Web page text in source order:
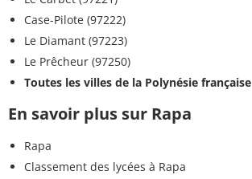
Case-Pilote (97222)
Le Diamant (97223)
Le Prêcheur (97250)
Toutes les villes de la Polynésie française
En savoir plus sur Rapa
Rapa
Classement des lycées à Rapa